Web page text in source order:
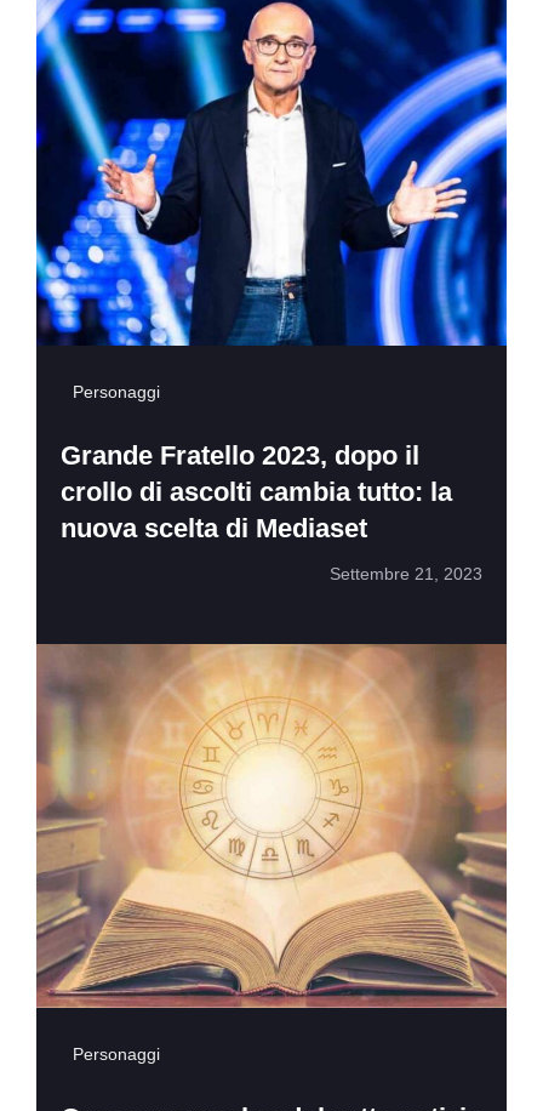
Personaggi
Grande Fratello 2023, dopo il
crollo di ascolti cambia tutto: la
nuova scelta di Mediaset
Settembre 21, 2023
Personaggi